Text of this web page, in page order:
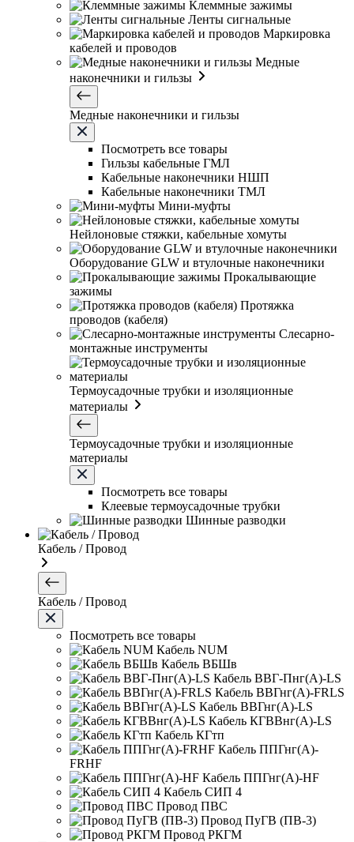
Клеммные зажимы
Ленты сигнальные
Маркировка
кабелей и проводов
Медные
наконечники и гильзы
Медные наконечники и гильзы
Посмотреть все товары
Гильзы кабельные ГМЛ
Кабельные наконечники НШП
Кабельные наконечники ТМЛ
Мини-муфты
Нейлоновые стяжки, кабельные хомуты
Оборудование GLW и втулочные наконечники
Прокалывающие
зажимы
Протяжка
проводов (кабеля)
Слесарно-
монтажные инструменты
Термоусадочные трубки и изоляционные
материалы
Термоусадочные трубки и изоляционные
материалы
Посмотреть все товары
Клеевые термоусадочные трубки
Шинные разводки
Кабель / Провод
Кабель / Провод
Посмотреть все товары
Кабель NUM
Кабель ВБШв
Кабель ВВГ-Пнг(А)-LS
Кабель ВВГнг(А)-FRLS
Кабель ВВГнг(А)-LS
Кабель КГВВнг(А)-LS
Кабель КГтп
Кабель ППГнг(А)-
FRHF
Кабель ППГнг(А)-HF
Кабель СИП 4
Провод ПВС
Провод ПуГВ (ПВ-3)
Провод РКГМ